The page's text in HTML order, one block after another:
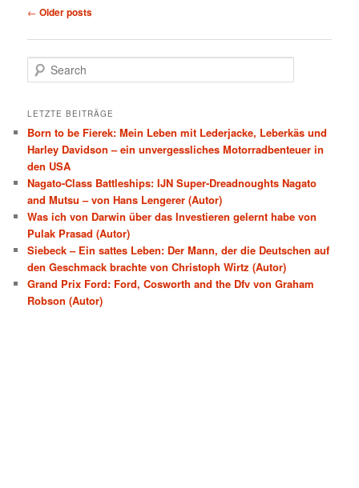
Post navigation
← Older posts
Search
LETZTE BEITRÄGE
Born to be Fierek: Mein Leben mit Lederjacke, Leberkäs und
Harley Davidson – ein unvergessliches Motorradbenteuer in
den USA
Nagato-Class Battleships: IJN Super-Dreadnoughts Nagato
and Mutsu – von Hans Lengerer (Autor)
Was ich von Darwin über das Investieren gelernt habe von
Pulak Prasad (Autor)
Siebeck – Ein sattes Leben: Der Mann, der die Deutschen auf
den Geschmack brachte von Christoph Wirtz (Autor)
Grand Prix Ford: Ford, Cosworth and the Dfv von Graham
Robson (Autor)